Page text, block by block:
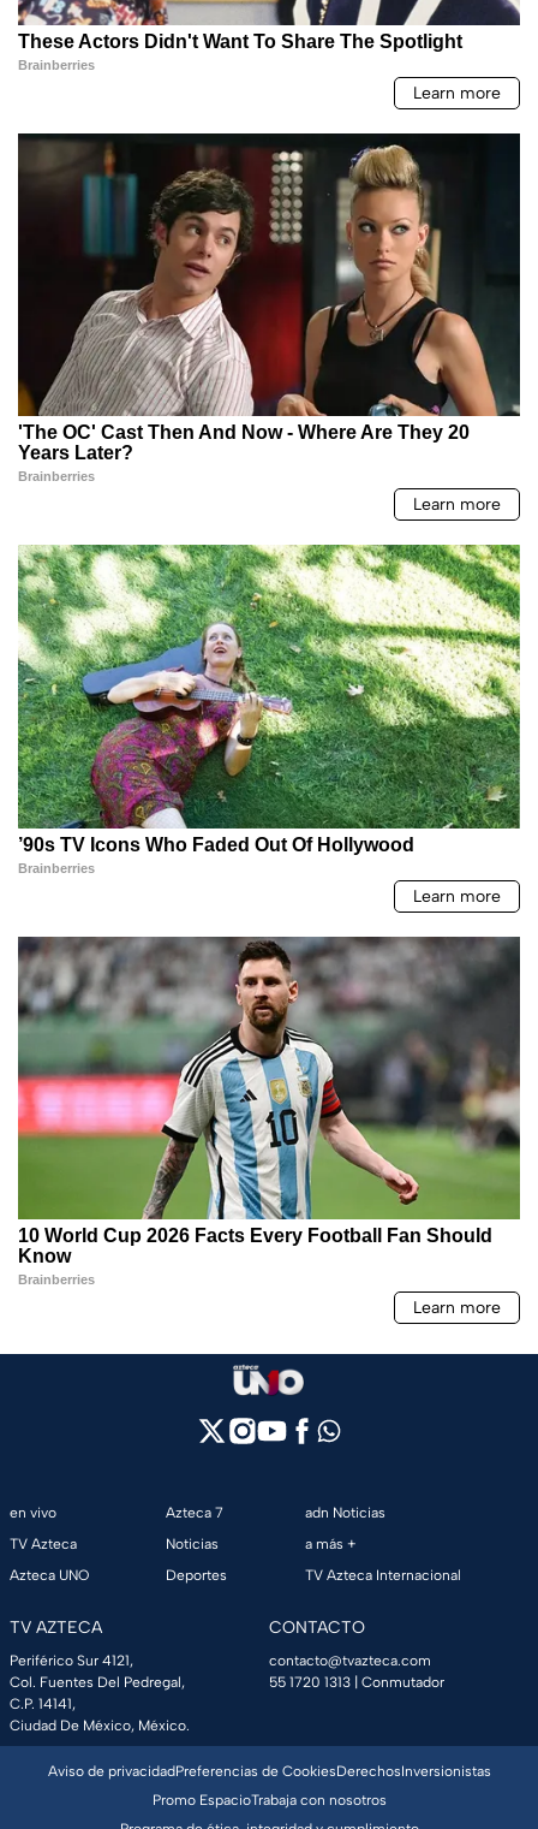
en vivo
TV Azteca
Azteca UNO
Azteca 7
Noticias
Deportes
adn Noticias
a más +
TV Azteca Internacional
TV AZTECA
Periférico Sur 4121,
Col. Fuentes Del Pedregal,
C.P. 14141,
Ciudad De México, México.
CONTACTO
contacto@tvazteca.com
55 1720 1313 | Conmutador
Aviso de privacidadPreferencias de CookiesDerechosInversionistas
Promo EspacioTrabaja con nosotros